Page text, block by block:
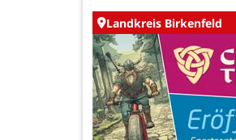
Landkreis Birkenfeld